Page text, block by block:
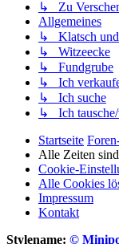
↳ Zu
Allgemeines
↳ Klatsch und
↳ Witzeecke
↳ Fundgrube
↳ Ich
↳ Ich suche
↳ Ich tausche/
Startseite
Alle Zeiten sind
Cookie-
Alle Cookies
Impressum
Kontakt
Stylename: ©